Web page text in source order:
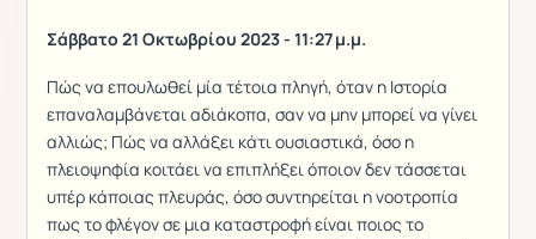
Σάββατο 21 Οκτωβρίου 2023 - 11:27 μ.μ.
Πώς να επουλωθεί μία τέτοια πληγή, όταν η Ιστορία
επαναλαμβάνεται αδιάκοπα, σαν να μην μπορεί να γίνει
αλλιώς; Πώς να αλλάξει κάτι ουσιαστικά, όσο η
πλειοψηφία κοιτάει να επιπλήξει όποιον δεν τάσσεται
υπέρ κάποιας πλευράς, όσο συντηρείται η νοοτροπία
πως το φλέγον σε μια καταστροφή είναι ποιος το